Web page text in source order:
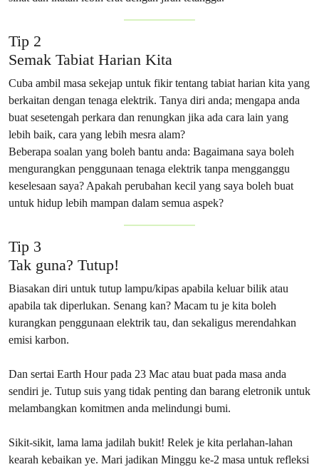
Tip 2
Semak Tabiat Harian Kita
Cuba ambil masa sekejap untuk fikir tentang tabiat harian kita yang
berkaitan dengan tenaga elektrik. Tanya diri anda; mengapa anda
buat sesetengah perkara dan renungkan jika ada cara lain yang
lebih baik, cara yang lebih mesra alam?
Beberapa soalan yang boleh bantu anda: Bagaimana saya boleh
mengurangkan penggunaan tenaga elektrik tanpa mengganggu
keselesaan saya? Apakah perubahan kecil yang saya boleh buat
untuk hidup lebih mampan dalam semua aspek?
Tip 3
Tak guna? Tutup!
Biasakan diri untuk tutup lampu/kipas apabila keluar bilik atau
apabila tak diperlukan. Senang kan? Macam tu je kita boleh
kurangkan penggunaan elektrik tau, dan sekaligus merendahkan
emisi karbon.
Dan sertai Earth Hour pada 23 Mac atau buat pada masa anda
sendiri je. Tutup suis yang tidak penting dan barang eletronik untuk
melambangkan komitmen anda melindungi bumi.
Sikit-sikit, lama lama jadilah bukit! Relek je kita perlahan-lahan
kearah kebaikan ye. Mari jadikan Minggu ke-2 masa untuk refleksi